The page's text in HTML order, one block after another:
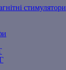
стимулятори